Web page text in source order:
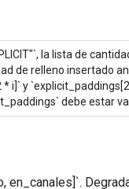
la lista de
de relleno insertado
i]` y
debe estar
en_canales]`.